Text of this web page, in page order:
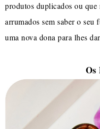
produtos duplicados ou que
arrumados sem saber o
uma nova dona para lhes
Os